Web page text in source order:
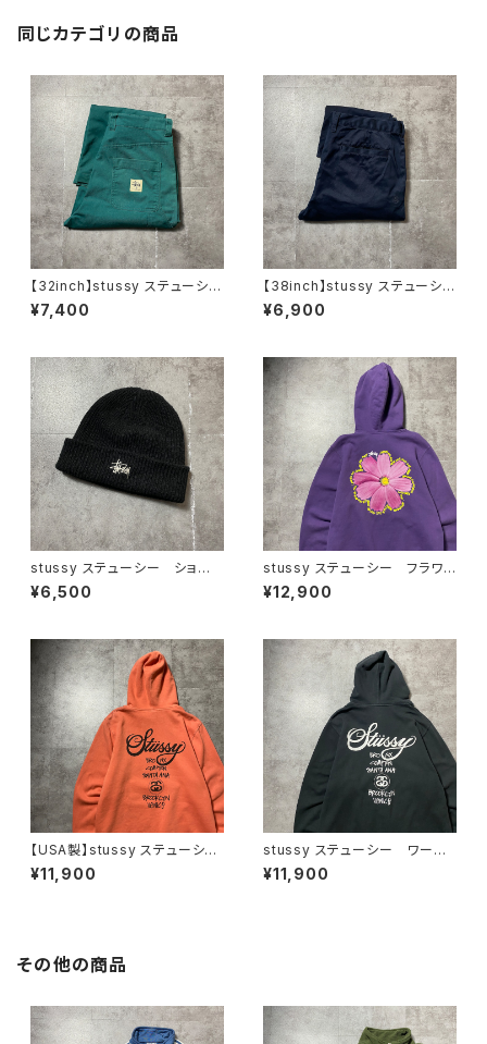
同じカテゴリの商品
【32inch】stussy ステューシ
ー ジッパーフライ グリー
ン ダブルニー ワークパンツ
¥7,400
【38inch】stussy ステューシ
ー ジッパーフライ SSリン
ク 刺繍ロゴ ネイビー クロ
¥6,900
stussy ステューシー ショー
ンフォント 刺繍ロゴ アクリル
100% ブラック 黒 ニット
¥6,500
stussy ステューシー フラワ
ー グラフィック バックプリン
ト パープル スウェット パー
¥12,900
【USA製】stussy ステューシ
ー ワールドツアー バックプリ
ント オレンジ スウェット パ
¥11,900
stussy ステューシー ワール
ドツアー バックプリント フル
ジップ パーカー スウェット
¥11,900
その他の商品